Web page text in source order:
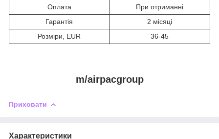
Оплата
При отриманні
Гарантія
2 місяці
Розміри, EUR
36-45
m/airpacgroup
Приховати
Характеристики